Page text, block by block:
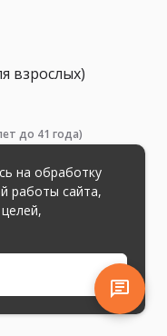
взрослых)
до 41 года)
игры. Было
на обработку
работы сайта,